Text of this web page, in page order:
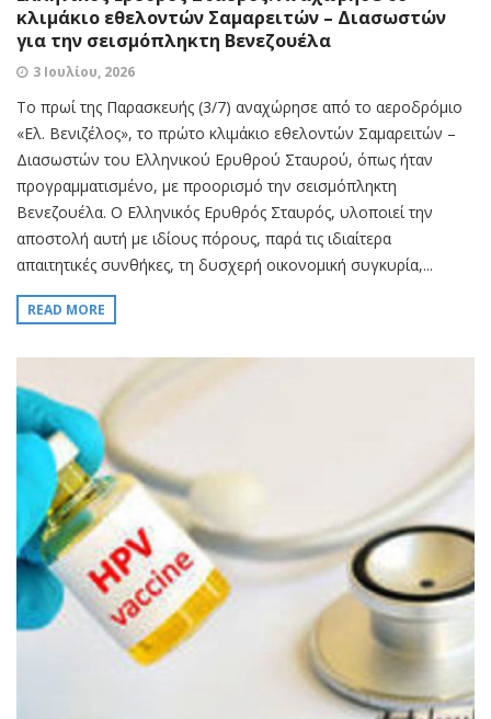
κλιμάκιο εθελοντών Σαμαρειτών – Διασωστών
για την σεισμόπληκτη Βενεζουέλα
3 Ιουλίου, 2026
Το πρωί της Παρασκευής (3/7) αναχώρησε από το αεροδρόμιο
«Ελ. Βενιζέλος», το πρώτο κλιμάκιο εθελοντών Σαμαρειτών –
Διασωστών του Ελληνικού Ερυθρού Σταυρού, όπως ήταν
προγραμματισμένο, με προορισμό την σεισμόπληκτη
Βενεζουέλα. Ο Ελληνικός Ερυθρός Σταυρός, υλοποιεί την
αποστολή αυτή με ιδίους πόρους, παρά τις ιδιαίτερα
απαιτητικές συνθήκες, τη δυσχερή οικονομική συγκυρία,...
READ MORE